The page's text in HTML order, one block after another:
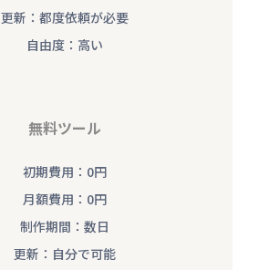
更新：都度依頼が必要
自由度：高い
無料ツール
初期費用：0円
月額費用：0円
制作期間：数日
更新：自分で可能